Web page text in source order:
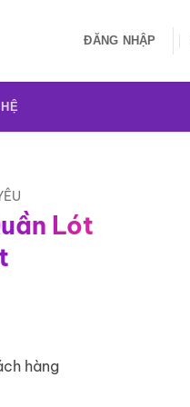
ĐĂNG NHẬP
Lót
hàng